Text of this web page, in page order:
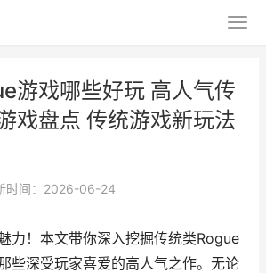
游戏哪些好玩 高人气传
戏盘点 传统游戏新玩法
时间：2026-06-24
力！本文带你深入挖掘传统类Rogue
些深受玩家喜爱的高人气之作。无论